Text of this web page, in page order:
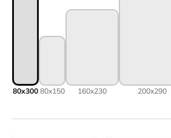
80x300 80x150 160x230 200x290